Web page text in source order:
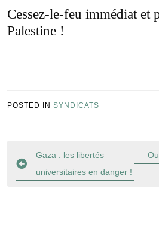
Cessez-le-feu immédiat et
Palestine !
POSTED IN SYNDICATS
Navigation
de
Gaza : les libertés
universitaires en danger !